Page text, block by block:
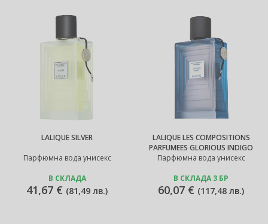
LALIQUE SILVER
Парфюмна вода унисекс
В СКЛАДА
41,67 € (81,49 лв.)
LALIQUE LES COMPOSITIONS
PARFUMEES GLORIOUS INDIGO
Парфюмна вода унисекс
В СКЛАДА 3 БР
60,07 € (117,48 лв.)